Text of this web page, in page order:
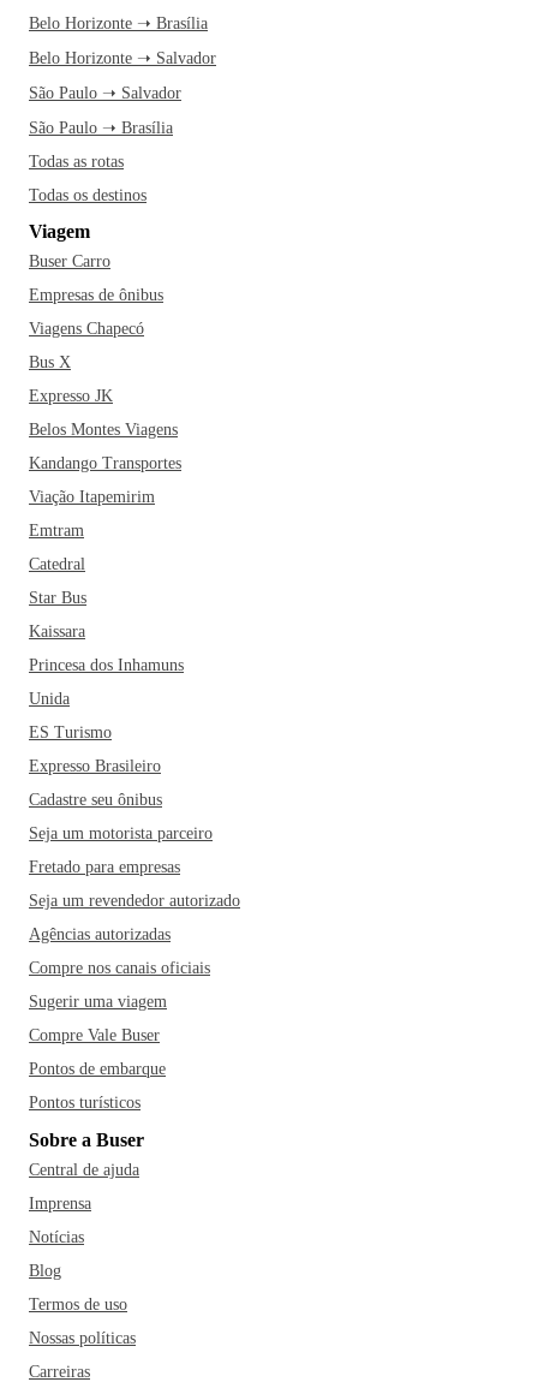
Belo Horizonte ➝ Brasília
Belo Horizonte ➝ Salvador
São Paulo ➝ Salvador
São Paulo ➝ Brasília
Todas as rotas
Todas os destinos
Viagem
Buser Carro
Empresas de ônibus
Viagens Chapecó
Bus X
Expresso JK
Belos Montes Viagens
Kandango Transportes
Viação Itapemirim
Emtram
Catedral
Star Bus
Kaissara
Princesa dos Inhamuns
Unida
ES Turismo
Expresso Brasileiro
Cadastre seu ônibus
Seja um motorista parceiro
Fretado para empresas
Seja um revendedor autorizado
Agências autorizadas
Compre nos canais oficiais
Sugerir uma viagem
Compre Vale Buser
Pontos de embarque
Pontos turísticos
Sobre a Buser
Central de ajuda
Imprensa
Notícias
Blog
Termos de uso
Nossas políticas
Carreiras